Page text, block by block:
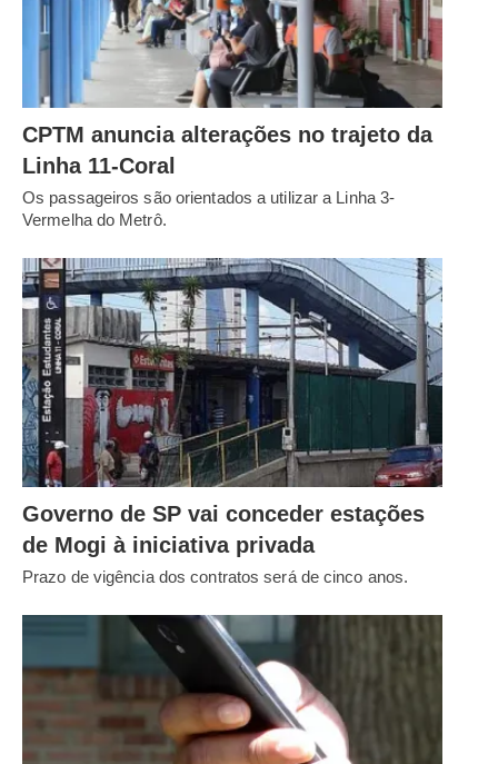
CPTM anuncia alterações no trajeto da
Linha 11-Coral
Os passageiros são orientados a utilizar a Linha 3-
Vermelha do Metrô.
Governo de SP vai conceder estações
de Mogi à iniciativa privada
Prazo de vigência dos contratos será de cinco anos.